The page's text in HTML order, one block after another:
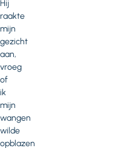
Hij
raakte
mijn
gezicht
aan,
vroeg
of
ik
mijn
wangen
wilde
opblazen